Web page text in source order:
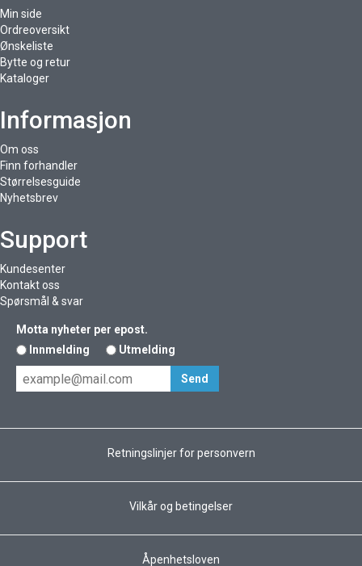
Min side
Ordreoversikt
Ønskeliste
Bytte og retur
Kataloger
Informasjon
Om oss
Finn forhandler
Størrelsesguide
Nyhetsbrev
Support
Kundesenter
Kontakt oss
Spørsmål & svar
Motta nyheter per epost.
Innmelding
Utmelding
Retningslinjer for personvern
Vilkår og betingelser
Åpenhetsloven